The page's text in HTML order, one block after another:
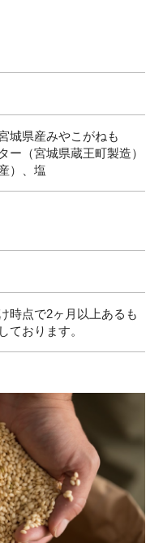
城県産みやこがねも
ー（宮城県蔵王町製造）
）、塩
時点で2ヶ月以上あるも
ております。